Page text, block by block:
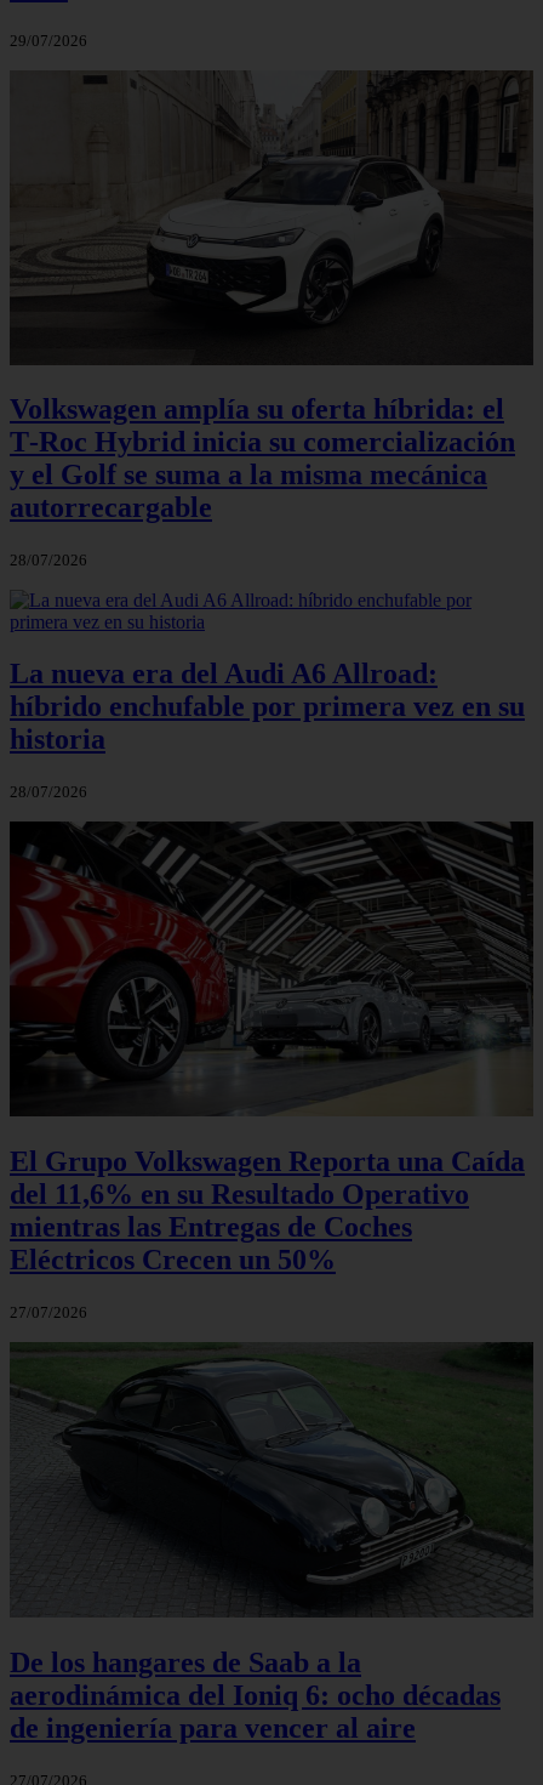
29/07/2026
Volkswagen amplía su oferta híbrida: el
T‑Roc Hybrid inicia su comercialización
y el Golf se suma a la misma mecánica
autorrecargable
28/07/2026
La nueva era del Audi A6 Allroad:
híbrido enchufable por primera vez en su
historia
28/07/2026
El Grupo Volkswagen Reporta una Caída
del 11,6% en su Resultado Operativo
mientras las Entregas de Coches
Eléctricos Crecen un 50%
27/07/2026
De los hangares de Saab a la
aerodinámica del Ioniq 6: ocho décadas
de ingeniería para vencer al aire
27/07/2026